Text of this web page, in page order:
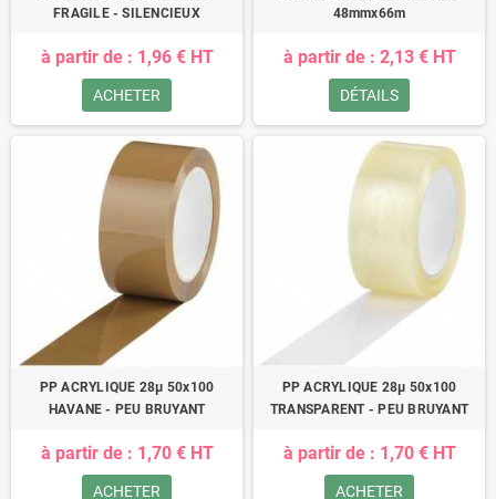
FRAGILE - SILENCIEUX
à partir de : 1,96 € HT
ACHETER
48mmx66m
à partir de : 2,13 € HT
DÉTAILS
PP ACRYLIQUE 28µ 50x100
HAVANE - PEU BRUYANT
à partir de : 1,70 € HT
ACHETER
PP ACRYLIQUE 28µ 50x100
TRANSPARENT - PEU BRUYANT
à partir de : 1,70 € HT
ACHETER